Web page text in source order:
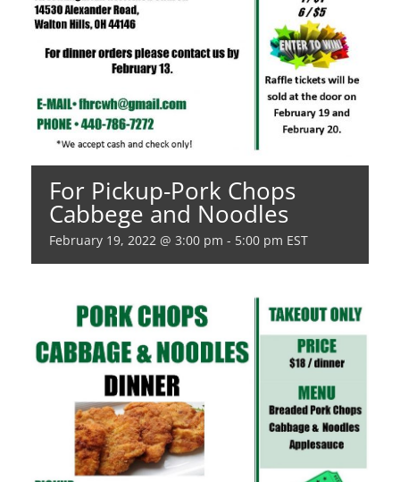
For Pickup-Pork Chops
Cabbege and Noodles
February 19, 2022 @ 3:00 pm - 5:00 pm EST